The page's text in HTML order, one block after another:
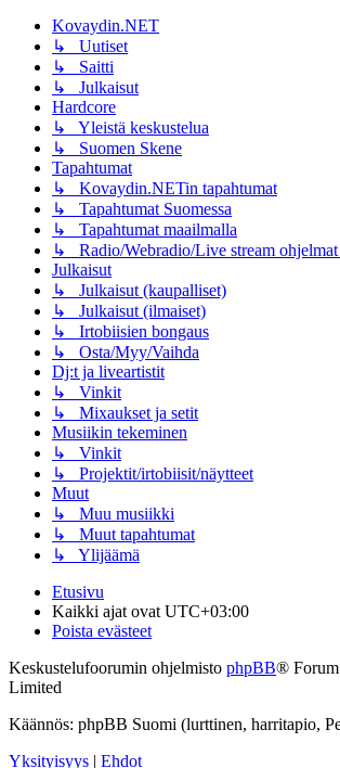
Kovaydin.NET
↳ Uutiset
↳ Saitti
↳ Julkaisut
Hardcore
↳ Yleistä keskustelua
↳ Suomen Skene
Tapahtumat
↳ Kovaydin.NETin tapahtumat
↳ Tapahtumat Suomessa
↳ Tapahtumat maailmalla
↳ Radio/Webradio/Live stream ohjelmat
Julkaisut
↳ Julkaisut (kaupalliset)
↳ Julkaisut (ilmaiset)
↳ Irtobiisien bongaus
↳ Osta/Myy/Vaihda
Dj:t ja liveartistit
↳ Vinkit
↳ Mixaukset ja setit
Musiikin tekeminen
↳ Vinkit
↳ Projektit/irtobiisit/näytteet
Muut
↳ Muu musiikki
↳ Muut tapahtumat
↳ Ylijäämä
Etusivu
Kaikki ajat ovat UTC+03:00
Poista evästeet
Keskustelufoorumin ohjelmisto phpBB®
Limited
Käännös: phpBB Suomi (lurttinen, harritapio,
Yksityisyys | Ehdot